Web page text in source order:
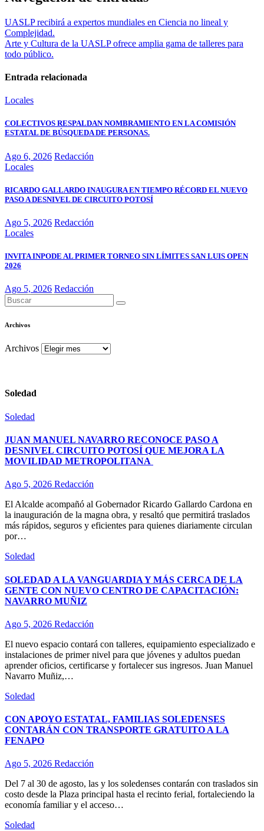
UASLP recibirá a expertos mundiales en Ciencia no lineal y
Complejidad.
Arte y Cultura de la UASLP ofrece amplia gama de talleres para
todo público.
Entrada relacionada
Locales
COLECTIVOS RESPALDAN NOMBRAMIENTO EN LA COMISIÓN
ESTATAL DE BÚSQUEDA DE PERSONAS.
Ago 6, 2026 Redacción
Locales
RICARDO GALLARDO INAUGURA EN TIEMPO RÉCORD EL NUEVO
PASO A DESNIVEL DE CIRCUITO POTOSÍ
Ago 5, 2026 Redacción
Locales
INVITA INPODE AL PRIMER TORNEO SIN LÍMITES SAN LUIS OPEN
2026
Ago 5, 2026 Redacción
Archivos
Archivos
Soledad
Soledad
JUAN MANUEL NAVARRO RECONOCE PASO A
DESNIVEL CIRCUITO POTOSÍ QUE MEJORA LA
MOVILIDAD METROPOLITANA
Ago 5, 2026 Redacción
El Alcalde acompañó al Gobernador Ricardo Gallardo Cardona en
la inauguración de la magna obra, y resaltó que permitirá traslados
más rápidos, seguros y eficientes para quienes diariamente circulan
por…
Soledad
SOLEDAD A LA VANGUARDIA Y MÁS CERCA DE LA
GENTE CON NUEVO CENTRO DE CAPACITACIÓN:
NAVARRO MUÑIZ
Ago 5, 2026 Redacción
El nuevo espacio contará con talleres, equipamiento especializado e
instalaciones de primer nivel para que jóvenes y adultos puedan
aprender oficios, certificarse y fortalecer sus ingresos. Juan Manuel
Navarro Muñiz,…
Soledad
CON APOYO ESTATAL, FAMILIAS SOLEDENSES
CONTARÁN CON TRANSPORTE GRATUITO A LA
FENAPO
Ago 5, 2026 Redacción
Del 7 al 30 de agosto, las y los soledenses contarán con traslados sin
costo desde la Plaza principal hasta el recinto ferial, fortaleciendo la
economía familiar y el acceso…
Soledad